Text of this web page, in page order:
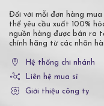
Đối với mỗi đơn hàng
thể yêu cầu xuất 100%
nguồn hàng được bán ra
chính hãng từ các nhãn
Hệ thống chi nhánh
Liên hệ mua sỉ
Giới thiệu công ty